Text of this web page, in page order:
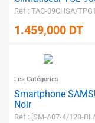
Réf : TAC-09CHSA/
1.459,000 DT
Les Catégories
Smartphone
Noir
Réf : [SM-A07-4/128-